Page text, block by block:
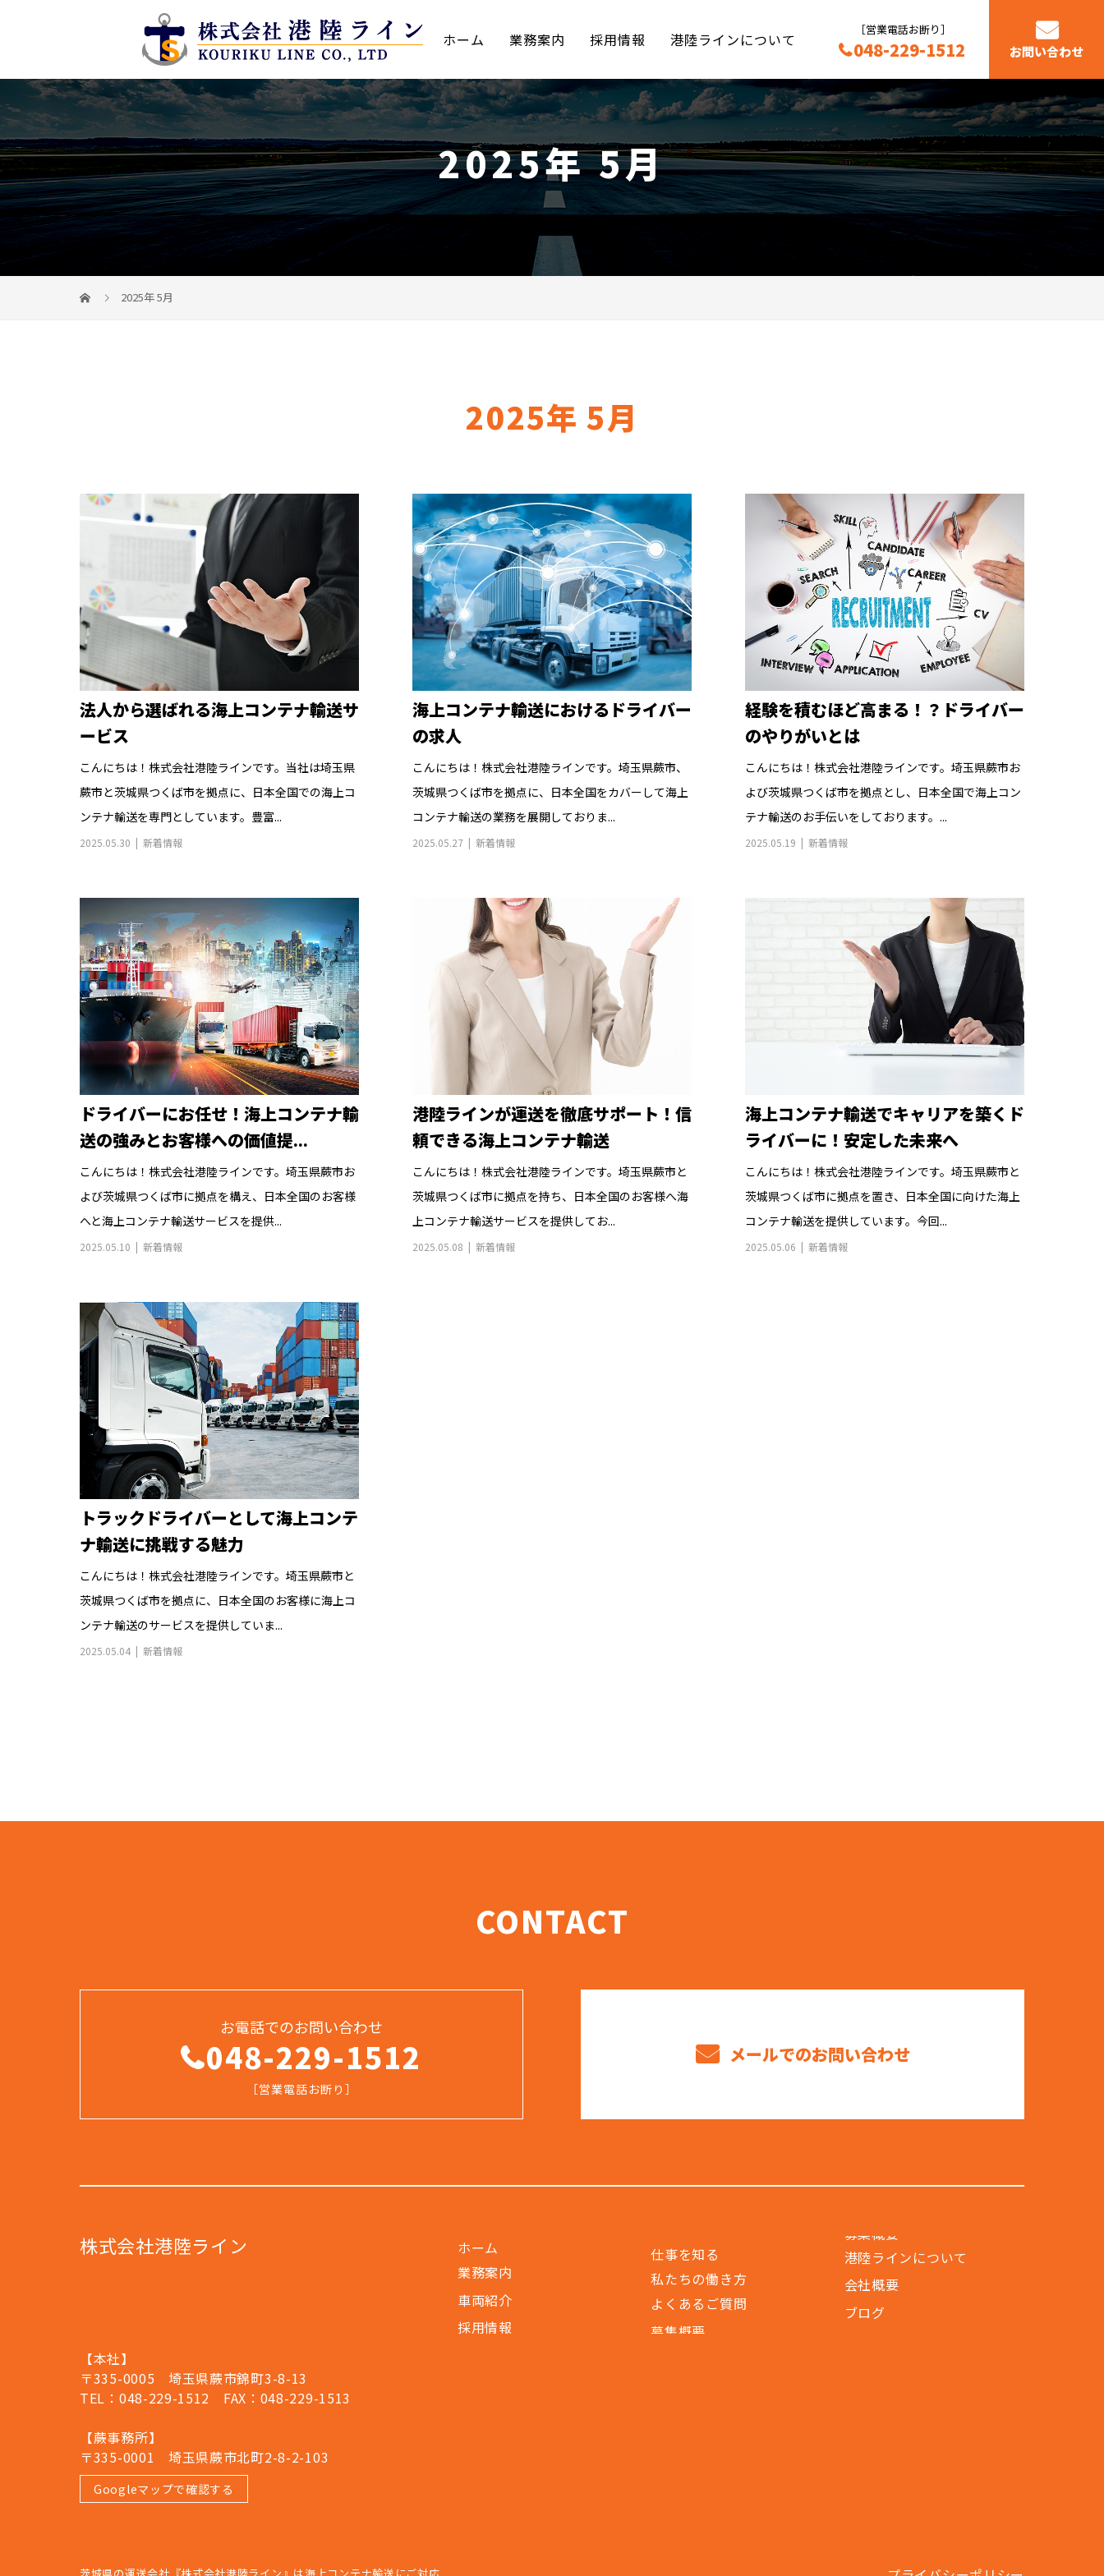
ホーム 業務案内 採用情報 港陸ラインについて ［営業電話お断り］
048-229-1512 お問い合わせ
2025年 5月
2025年 5月
2025年 5月
法人から選ばれる海上コンテナ輸送サ
ービス
こんにちは！株式会社港陸ラインです。当社は埼玉県
蕨市と茨城県つくば市を拠点に、日本全国での海上コ
ンテナ輸送を専門としています。豊富...
2025.05.30 新着情報
海上コンテナ輸送におけるドライバー
の求人
こんにちは！株式会社港陸ラインです。埼玉県蕨市、
茨城県つくば市を拠点に、日本全国をカバーして海上
コンテナ輸送の業務を展開しておりま...
2025.05.27 新着情報
経験を積むほど高まる！？ドライバー
のやりがいとは
こんにちは！株式会社港陸ラインです。埼玉県蕨市お
よび茨城県つくば市を拠点とし、日本全国で海上コン
テナ輸送のお手伝いをしております。...
2025.05.19 新着情報
ドライバーにお任せ！海上コンテナ輸
送の強みとお客様への価値提...
こんにちは！株式会社港陸ラインです。埼玉県蕨市お
よび茨城県つくば市に拠点を構え、日本全国のお客様
へと海上コンテナ輸送サービスを提供...
2025.05.10 新着情報
港陸ラインが運送を徹底サポート！信
頼できる海上コンテナ輸送
こんにちは！株式会社港陸ラインです。埼玉県蕨市と
茨城県つくば市に拠点を持ち、日本全国のお客様へ海
上コンテナ輸送サービスを提供してお...
2025.05.08 新着情報
海上コンテナ輸送でキャリアを築くド
ライバーに！安定した未来へ
こんにちは！株式会社港陸ラインです。埼玉県蕨市と
茨城県つくば市に拠点を置き、日本全国に向けた海上
コンテナ輸送を提供しています。今回...
2025.05.06 新着情報
トラックドライバーとして海上コンテ
ナ輸送に挑戦する魅力
こんにちは！株式会社港陸ラインです。埼玉県蕨市と
茨城県つくば市を拠点に、日本全国のお客様に海上コ
ンテナ輸送のサービスを提供していま...
2025.05.04 新着情報
CONTACT
お電話でのお問い合わせ
048-229-1512
［営業電話お断り］
メールでのお問い合わせ
株式会社港陸ライン
ホーム
業務案内
車両紹介
採用情報
仕事を知る
私たちの働き方
よくあるご質問
募集概要
港陸ラインについて
会社概要
ブログ
【本社】
〒335-0005 埼玉県蕨市錦町3-8-13
TEL：048-229-1512 FAX：048-229-1513
【蕨事務所】
〒335-0001 埼玉県蕨市北町2-8-2-103
Googleマップで確認する